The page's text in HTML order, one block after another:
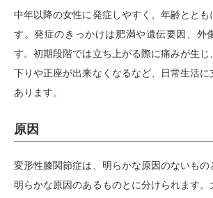
中年以降の女性に発症しやすく、年齢ととも
す。発症のきっかけは肥満や遺伝要因、外
す。初期段階では立ち上がる際に痛みが生じ
下りや正座が出来なくなるなど、日常生活に
あります。
原因
変形性膝関節症は、明らかな原因のないも
明らかな原因のあるものとに分けられます。